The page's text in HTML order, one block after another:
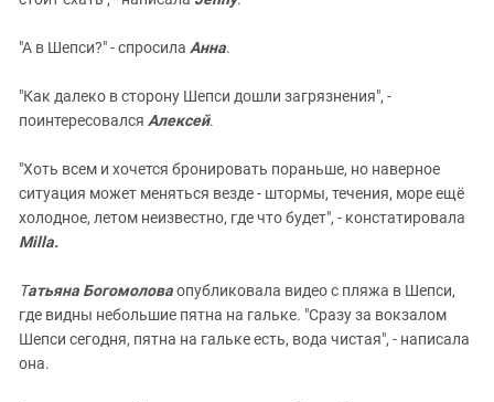
"А в Шепси?" - спросила Анна.
"Как далеко в сторону Шепси дошли загрязнения", -
поинтересовался Алексей.
"Хоть всем и хочется бронировать пораньше, но наверное
ситуация может меняться везде - штормы, течения, море ещё
холодное, летом неизвестно, где что будет", - констатировала
Milla.
Татьяна Богомоловаопубликовала видео с пляжа в Шепси,
где видны небольшие пятна на гальке. "Сразу за вокзалом
Шепси сегодня, пятна на гальке есть, вода чистая", - написала
она.